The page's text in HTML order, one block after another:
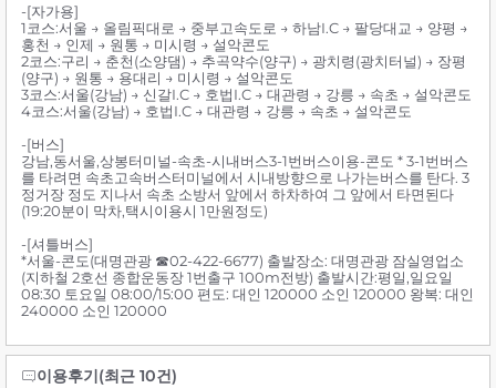
-[자가용]
1코스:서울 → 올림픽대로 → 중부고속도로 → 하남I.C → 팔당대교 → 양평 →
홍천 → 인제 → 원통 → 미시령 → 설악콘도
2코스:구리 → 춘천(소양댐) → 추곡약수(양구) → 광치령(광치터널) → 장평
(양구) → 원통 → 용대리 → 미시령 → 설악콘도
3코스:서울(강남) → 신갈I.C → 호법I.C → 대관령 → 강릉 → 속초 → 설악콘도
4코스:서울(강남) → 호법I.C → 대관령 → 강릉 → 속초 → 설악콘도
-[버스]
강남,동서울,상봉터미널-속초-시내버스3-1번버스이용-콘도 * 3-1번버스
를 타려면 속초고속버스터미널에서 시내방향으로 나가는버스를 탄다. 3
정거장 정도 지나서 속초 소방서 앞에서 하차하여 그 앞에서 타면된다
(19:20분이 막차,택시이용시 1만원정도)
-[셔틀버스]
*서울-콘도(대명관광 ☎02-422-6677) 출발장소: 대명관광 잠실영업소
(지하철 2호선 종합운동장 1번출구 100m전방) 출발시간:평일,일요일
08:30 토요일 08:00/15:00 편도: 대인 120000 소인 120000 왕복: 대인
240000 소인 120000
이용후기(최근 10건)